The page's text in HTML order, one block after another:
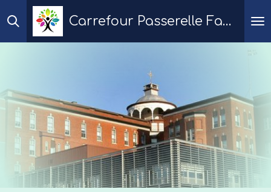
au
contenu
Carrefour Passerelle Famille